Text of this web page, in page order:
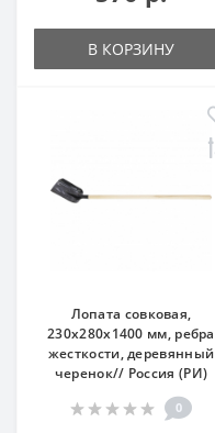
В КОРЗИНУ
Лопата совковая,
230х280х1400 мм, ребра
жесткости, деревянный
черенок// Россия (РИ)
0